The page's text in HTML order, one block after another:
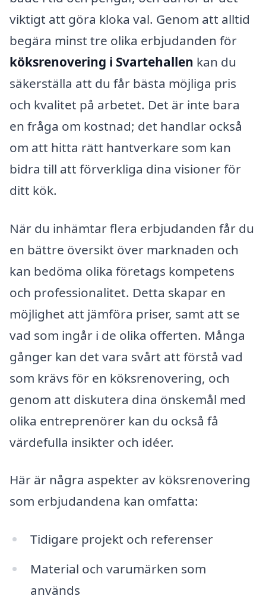
viktigt att göra kloka val. Genom att alltid
begära minst tre olika erbjudanden för
köksrenovering i Svartehallen kan du
säkerställa att du får bästa möjliga pris
och kvalitet på arbetet. Det är inte bara
en fråga om kostnad; det handlar också
om att hitta rätt hantverkare som kan
bidra till att förverkliga dina visioner för
ditt kök.
När du inhämtar flera erbjudanden får du
en bättre översikt över marknaden och
kan bedöma olika företags kompetens
och professionalitet. Detta skapar en
möjlighet att jämföra priser, samt att se
vad som ingår i de olika offerten. Många
gånger kan det vara svårt att förstå vad
som krävs för en köksrenovering, och
genom att diskutera dina önskemål med
olika entreprenörer kan du också få
värdefulla insikter och idéer.
Här är några aspekter av köksrenovering
som erbjudandena kan omfatta:
Tidigare projekt och referenser
Material och varumärken som
används